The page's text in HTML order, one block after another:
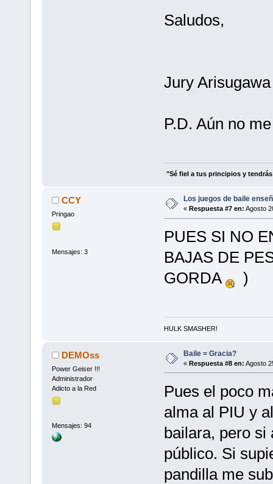
Saludos,
Jury Arisugawa
P.D. Aún no
"Sé fiel a tus principios y
CCY
Pringao
Mensajes: 3
Los juegos de baile
« Respuesta #7 en: Agosto
PUES SI NO
BAJAS DE
GORDA
)
HULK SMASHER!
DEMOss
Power Geiser !!!
Administrador
Adicto a la Red
Mensajes: 94
Baile = Gracia?
« Respuesta #8 en: Agosto
Pues el poco
alma al PIU y
bailara, pero si
público. Si
pandilla me